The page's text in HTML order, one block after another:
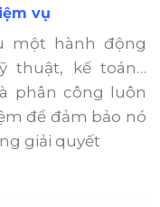
vụ
một hành động
thuật, kế toán…
phân công luôn
để đảm bảo nó
giải quyết